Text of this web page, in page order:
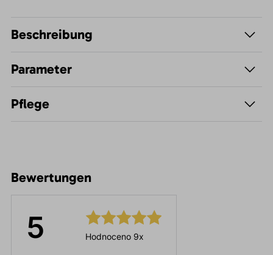
Beschreibung
Parameter
Pflege
Bewertungen
5 Hodnoceno 9x